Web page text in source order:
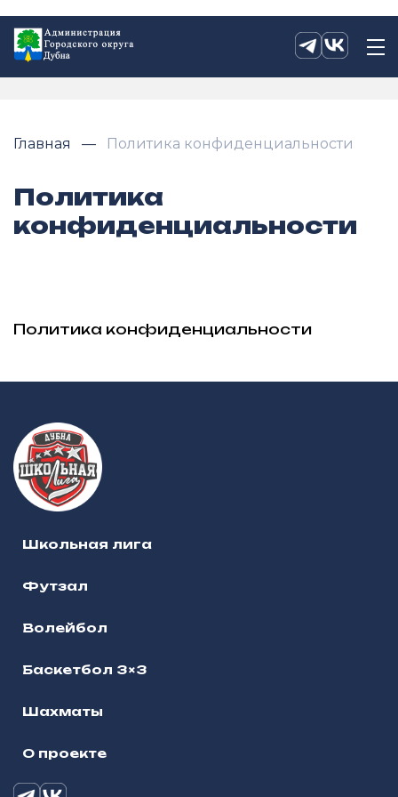
Главная Политика конфиденциальности
Политика
конфиденциальности
Политика конфиденциальности
Школьная лига
Футзал
Волейбол
Баскетбол 3×3
Шахматы
О проекте